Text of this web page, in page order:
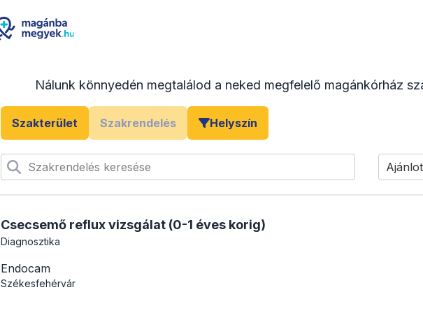
Nálunk könnyedén megtalálod a neked megfelelő magánkórház
Szakterület Szakrendelés Helyszín
Szakrendelés keresése
Csecsemő reflux vizsgálat (0-1 éves korig)
Diagnosztika
Endocam
Székesfehérvár